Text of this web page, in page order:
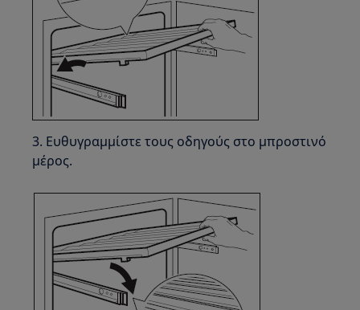
3. Ευθυγραμμίστε τους οδηγούς στο μπροστινό
μέρος.